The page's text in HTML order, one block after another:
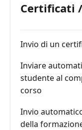
Certificati
Invio di un
Inviare
studente al
corso
Invio
della